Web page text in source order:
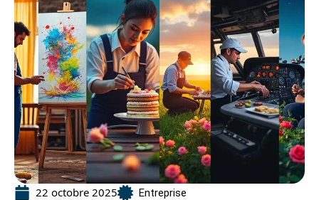
22 octobre 2025 Entreprise